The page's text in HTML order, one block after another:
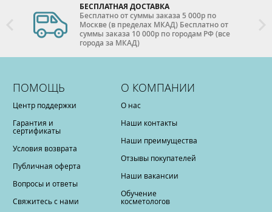
БЕСПЛАТНАЯ ДОСТАВКА
Бесплатно от суммы заказа 5 000р по
Москве (в пределах МКАД) Бесплатно от
суммы заказа 10 000р по городам РФ (все
города за МКАД)
ПОМОЩЬ
Центр поддержки
Гарантия и
сертификаты
Условия возврата
Публичная оферта
Вопросы и ответы
Свяжитесь с нами
О КОМПАНИИ
О нас
Наши контакты
Наши преимущества
Отзывы покупателей
Наши вакансии
Обучение
косметологов